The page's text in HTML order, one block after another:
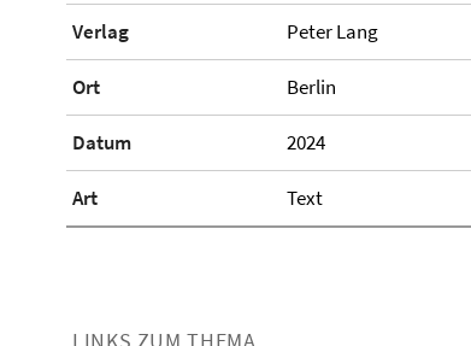
Verlag Peter Lang
Ort Berlin
Datum 2024
Art Text